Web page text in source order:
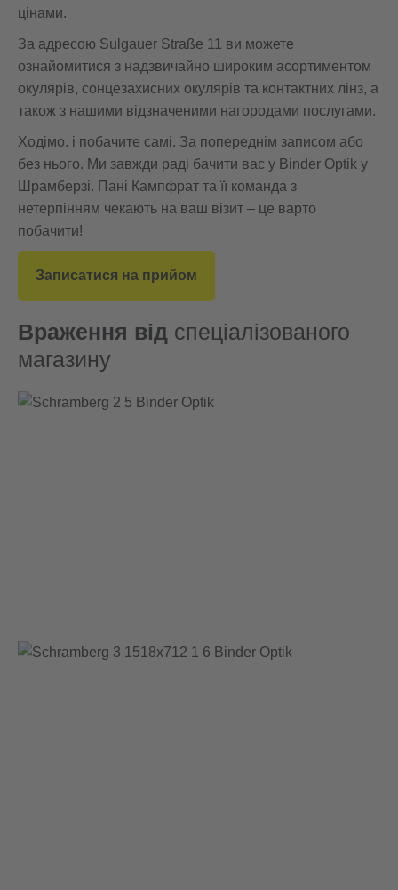
цінами.
За адресою Sulgauer Straße 11 ви можете
ознайомитися з надзвичайно широким асортиментом
окулярів, сонцезахисних окулярів та контактних лінз, а
також з нашими відзначеними нагородами послугами.
Ходімо. і побачите самі. За попереднім записом або
без нього. Ми завжди раді бачити вас у Binder Optik у
Шрамберзі. Пані Кампфрат та її команда з
нетерпінням чекають на ваш візит – це варто
побачити!
Записатися на прийом
Враження від спеціалізованого
магазину